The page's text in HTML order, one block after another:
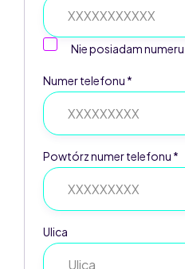
Nie posiadam numeru
Numer telefonu *
Powtórz numer telefonu *
Ulica